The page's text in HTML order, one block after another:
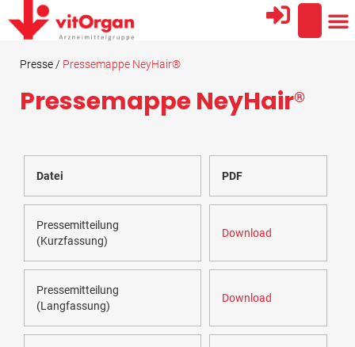
Presse / Pressemappe NeyHair®
Pressemappe NeyHair®
Datei PDF
Pressemitteilung
(Kurzfassung)
Download
Pressemitteilung
(Langfassung)
Download